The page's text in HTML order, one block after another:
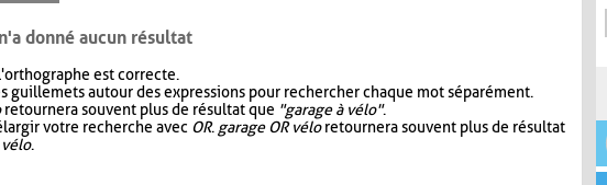
donné aucun résultat
est correcte.
guillemets autour des expressions pour rechercher chaque mot séparément.
retournera souvent plus de résultat que "garage à vélo".
votre recherche avec OR. garage OR véloretournera souvent plus de résultat
vélo.